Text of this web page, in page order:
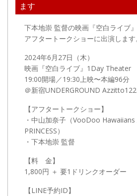
ます
下本地崇 監督の映画『空白ライブ』
アフタートークショーに出演します
2024年6月27日（木）
映画『空白ライブ』1Day Theater
19:00開場／19:30上映〜本編96分
＠新宿UNDERGROUND
【アフタートークショー】
・中山加奈子（VooDoo Hawaiians
PRINCESS）
・下本地崇 監督
【料 金】
1,800円 ＋ 要1ドリンクオーダー
【LINE予約ID】